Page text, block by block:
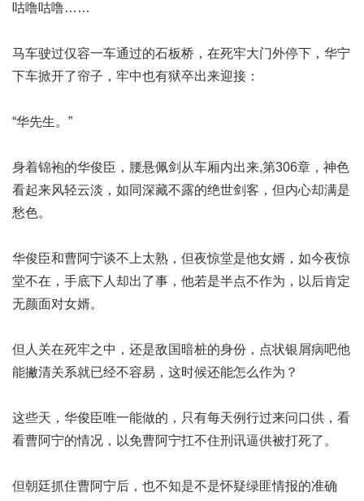
咕噜咕噜……
马车驶过仅容一车通过的石板桥，在死牢大门外停下，华宁
下车掀开了帘子，牢中也有狱卒出来迎接：
“华先生。”
身着锦袍的华俊臣，腰悬佩剑从车厢内出来,第306章 ，神色
看起来风轻云淡，如同深藏不露的绝世剑客，但内心却满是
愁色。
华俊臣和曹阿宁谈不上太熟，但夜惊堂是他女婿，如今夜惊
堂不在，手底下人却出了事，他若是半点不作为，以后肯定
无颜面对女婿。
但人关在死牢之中，还是敌国暗桩的身份， 点状银屑病吧他
能撇清关系就已经不容易，这时候还能怎么作为？
这些天，华俊臣唯一能做的，只有每天例行过来问口供，看
看曹阿宁的情况，以免曹阿宁扛不住刑讯逼供被打死了。
但朝廷抓住曹阿宁后，也不知是不是怀疑绿匪情报的准确